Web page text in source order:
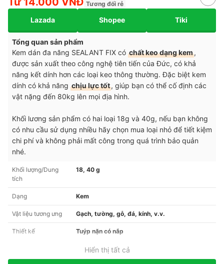
Tương đối rẻ
Lazada Shopee Tiki
Tổng quan sản phẩm
Kem dán đa năng SEALANT FIX có chất keo dạng kem,
được sản xuất theo công nghệ tiên tiến của Đức, có khả
năng kết dính hơn các loại keo thông thường. Đặc biệt kem
dính có khả năng chịu lực tốt, giúp bạn có thể cố định các
vật nặng đến 80kg lên mọi địa hình.
Khối lương sản phẩm có hai loại 18g và 40g, nếu bạn không
có nhu cầu sử dụng nhiều hãy chọn mua loại nhỏ để tiết kiệm
chi phí và không phải mất công trong quá trình bảo quản
nhé.
Khối lượng/Dung
tích
18, 40 g
Dạng Kem
Vật liệu tương ưng Gạch, tường, gỗ, đá, kính, v.v.
Thiết kế Tuýp nặn có nắp
Hiển thị tất cả